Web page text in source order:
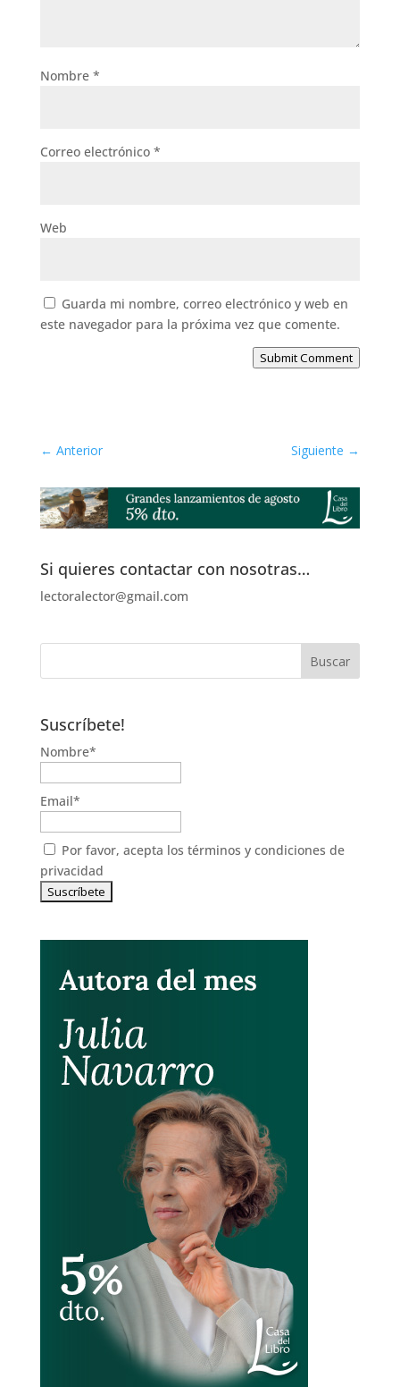
Nombre *
Correo electrónico *
Web
Guarda mi nombre, correo electrónico y web en
este navegador para la próxima vez que comente.
Submit Comment
← Anterior Siguiente →
Si quieres contactar con nosotras…
lectoralector@gmail.com
Suscríbete!
Nombre*
Email*
Por favor, acepta los términos y condiciones de
privacidad